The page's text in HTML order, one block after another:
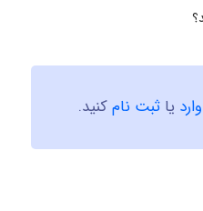
وارد یا ثبت نامکنید.